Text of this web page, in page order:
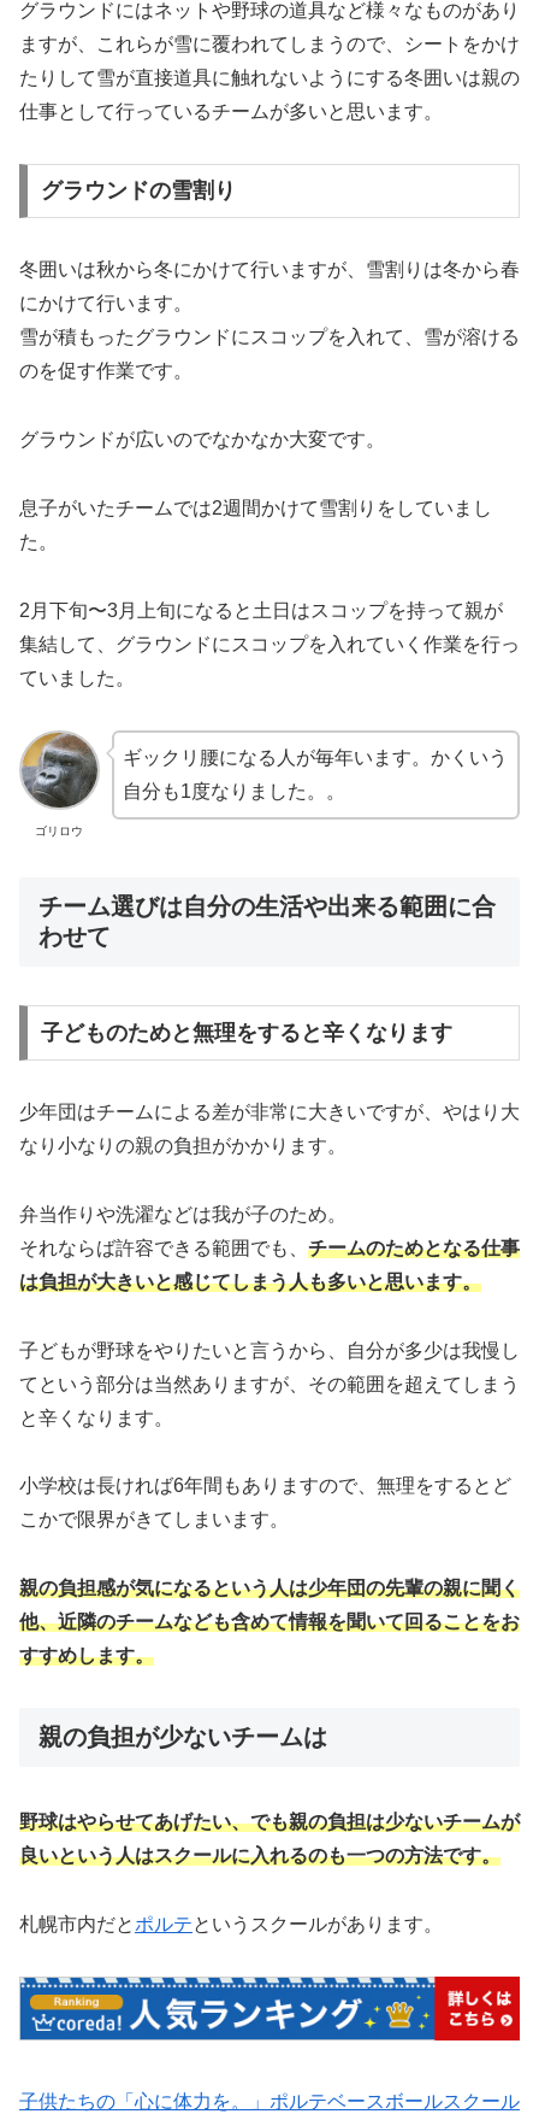
グラウンドにはネットや野球の道具など様々なものがあり
ますが、これらが雪に覆われてしまうので、シートをかけ
たりして雪が直接道具に触れないようにする冬囲いは親の
仕事として行っているチームが多いと思います。
グラウンドの雪割り
冬囲いは秋から冬にかけて行いますが、雪割りは冬から春
にかけて行います。
雪が積もったグラウンドにスコップを入れて、雪が溶ける
のを促す作業です。
グラウンドが広いのでなかなか大変です。
息子がいたチームでは2週間かけて雪割りをしていまし
た。
2月下旬〜3月上旬になると土日はスコップを持って親が
集結して、グラウンドにスコップを入れていく作業を行っ
ていました。
ゴリロウ
ギックリ腰になる人が毎年います。かくいう
自分も1度なりました。。
チーム選びは自分の生活や出来る範囲に合
わせて
子どものためと無理をすると辛くなります
少年団はチームによる差が非常に大きいですが、やはり大
なり小なりの親の負担がかかります。
弁当作りや洗濯などは我が子のため。
それならば許容できる範囲でも、 チームのためとなる仕事
は負担が大きいと感じてしまう人も多いと思います。
子どもが野球をやりたいと言うから、自分が多少は我慢し
てという部分は当然ありますが、その範囲を超えてしまう
と辛くなります。
小学校は長ければ6年間もありますので、無理をするとど
こかで限界がきてしまいます。
親の負担感が気になるという人は少年団の先輩の親に聞く
他、近隣のチームなども含めて情報を聞いて回ることをお
すすめします。
親の負担が少ないチームは
野球はやらせてあげたい、でも親の負担は少ないチームが
良いという人はスクールに入れるのも一つの方法です。
札幌市内だと ポルテというスクールがあります。
子供たちの「心に体力を。」ポルテベースボールスクール